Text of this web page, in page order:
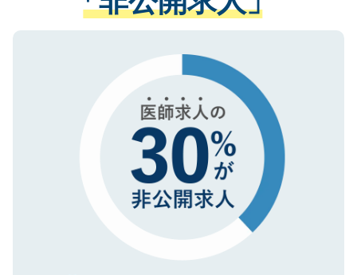
る、プライバシーマークを取得済みです。
で、機密保持に関してもご安心ください。
ない方には、長期的なサポートが可能です
ので、まずはご登録ください。